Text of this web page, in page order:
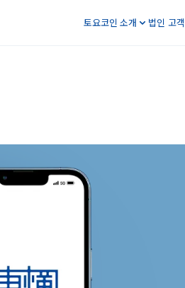
토요코인 소개 법인 고객